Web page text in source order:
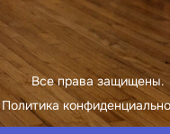
Все права защищены.
Политика